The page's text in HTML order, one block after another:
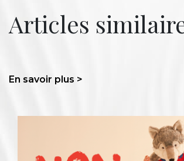
Articles
En savoir plus >